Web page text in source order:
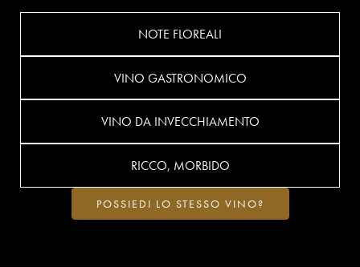
NOTE FLOREALI
VINO GASTRONOMICO
VINO DA INVECCHIAMENTO
RICCO, MORBIDO
POSSIEDI LO STESSO VINO?